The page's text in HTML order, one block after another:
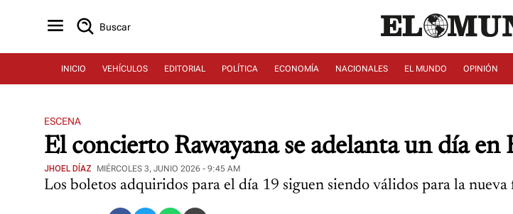
Buscar
INICIO VEHÍCULOS EDITORIAL POLÍTICA ECONOMÍA NACIONALES EL MUNDO OPINIÓN
ESCENA
El concierto Rawayana se adelanta un día
JHOEL DÍAZ MIÉRCOLES 3, JUNIO 2026 - 9:45 AM
Los boletos adquiridos para el día 19 siguen siendo válidos para la